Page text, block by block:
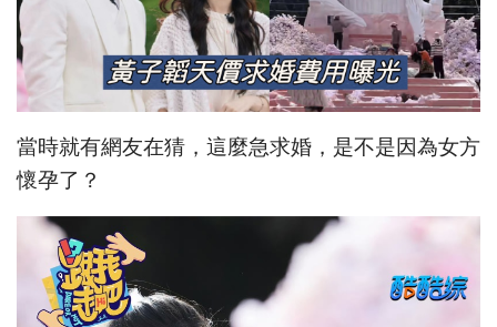
當時就有網友在猜，這麼急求婚，是不是因為女方
懷孕了？